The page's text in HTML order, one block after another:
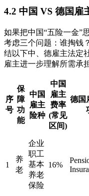
4.2 中国 VS 德国雇
如果把中国“五险一金”
考虑三个问题：谁掏钱
结以下中、德雇主法定
雇主进一步理解所需承
序
号
保
障
功
能
中国
雇主
险种
中国
雇主
费率
(常见
区间)
德国
1
养
老
企业
职工
基本
养老
保险
16%